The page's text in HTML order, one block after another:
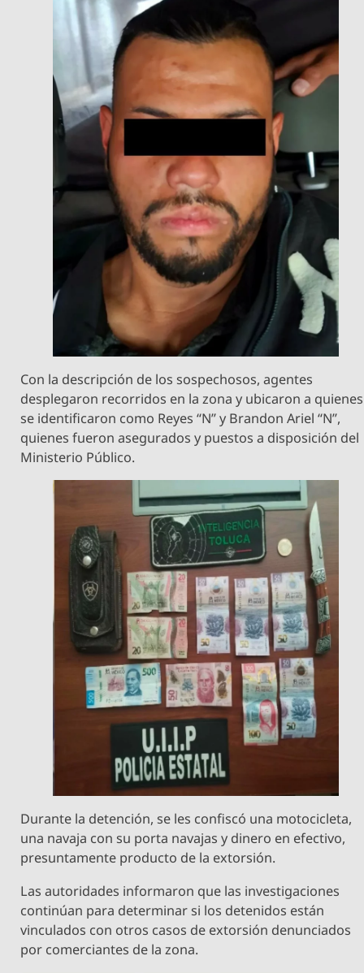
Con la descripción de los sospechosos, agentes
desplegaron recorridos en la zona y ubicaron a quienes
se identificaron como Reyes “N” y Brandon Ariel “N”,
quienes fueron asegurados y puestos a disposición del
Ministerio Público.
Durante la detención, se les confiscó una motocicleta,
una navaja con su porta navajas y dinero en efectivo,
presuntamente producto de la extorsión.
Las autoridades informaron que las investigaciones
continúan para determinar si los detenidos están
vinculados con otros casos de extorsión denunciados
por comerciantes de la zona.